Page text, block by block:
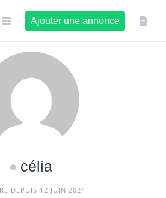
Ajouter une annonce
célia
DEPUIS 12 JUIN 2024